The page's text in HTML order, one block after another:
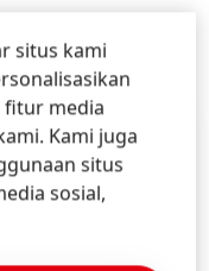
situs kami
fitur media
Kami juga
situs
sosial,